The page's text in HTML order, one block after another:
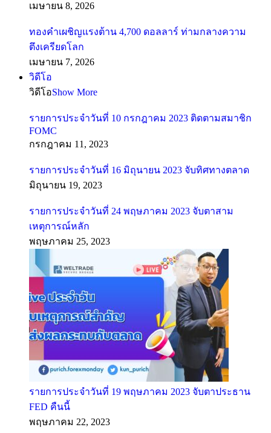
เมษายน 8, 2026
ทองคำเผชิญแรงต้าน 4,700 ดอลลาร์ ท่ามกลางความ
ตึงเครียดโลก
เมษายน 7, 2026
วิดีโอ
วิดีโอShow More
รายการประจำวันที่ 10 กรกฎาคม 2023 ติดตามสมาชิก
FOMC
กรกฎาคม 11, 2023
รายการประจำวันที่ 16 มิถุนายน 2023 จับทิศทางตลาด
มิถุนายน 19, 2023
รายการประจำวันที่ 24 พฤษภาคม 2023 จับตาสาม
เหตุการณ์หลัก
พฤษภาคม 25, 2023
รายการประจำวันที่ 19 พฤษภาคม 2023 จับตาประธาน
FED คืนนี้
พฤษภาคม 22, 2023